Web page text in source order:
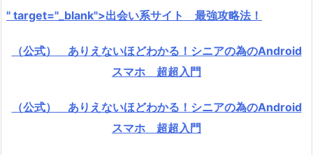
" target="_blank">出会い系サイト 最強攻略法！
（公式） ありえないほどわかる！シニアの為のAndroid
スマホ 超超入門
（公式） ありえないほどわかる！シニアの為のAndroid
スマホ 超超入門